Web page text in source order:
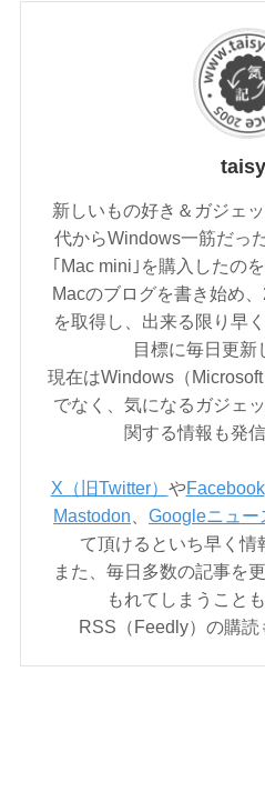
新しいもの好き＆ガジェ
代からWindows一筋だっ
｢Mac mini｣を購入したの
Macのブログを書き始め
を取得し、出来る限り早
目標に毎日更新
現在はWindows（
でなく、気になるガジェ
関する情報も発
X（旧Twitter） やFacebook
Mastodon
Googleニュー
て頂けるといち早く情
また、毎日多数の記事を
もれてしまうこと
RSS（Feedly）の購読